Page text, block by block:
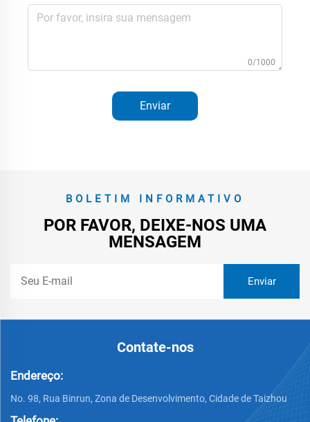
0/1000
Enviar
BOLETIM INFORMATIVO
POR FAVOR, DEIXE-NOS UMA
MENSAGEM
Contate-nos
Endereço:
No. 98, Rua Binrun, Zona de Desenvolvimento, Cidade de Taizhou